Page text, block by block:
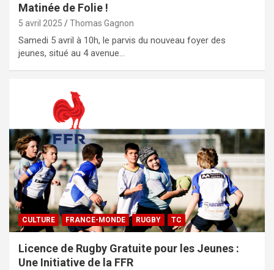
Matinée de Folie !
5 avril 2025 Thomas Gagnon
Samedi 5 avril à 10h, le parvis du nouveau foyer des
jeunes, situé au 4 avenue…
CULTURE FRANCE-MONDE RUGBY TC
Licence de Rugby Gratuite pour les Jeunes :
Une Initiative de la FFR